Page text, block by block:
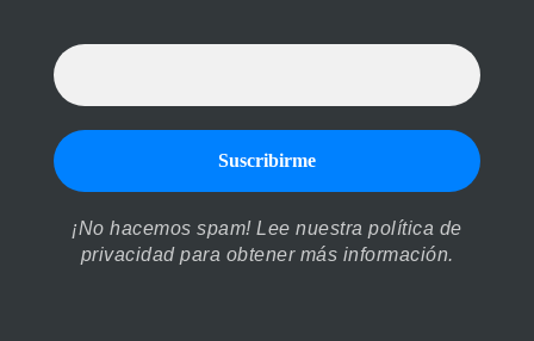
¡No hacemos spam! Lee nuestrapolítica de
privacidadpara obtener más información.